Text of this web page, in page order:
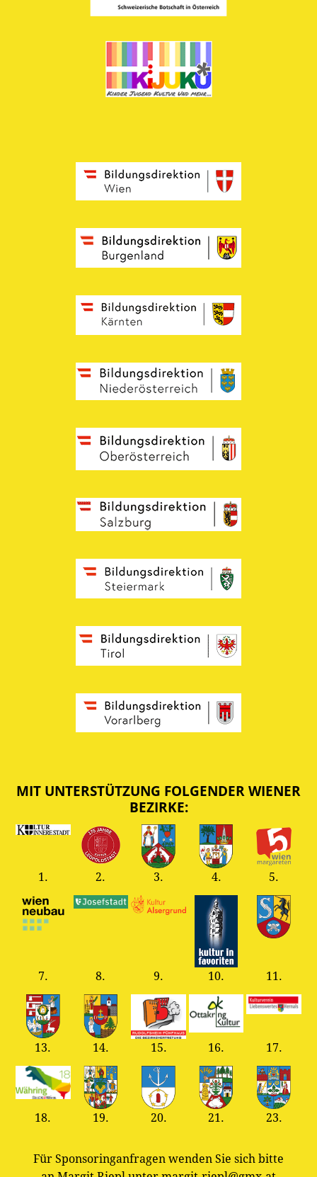
MIT UNTERSTÜTZUNG FOLGENDER WIENER
BEZIRKE:
1. 2. 3. 4. 5.
7. 8. 9. 10. 11.
13. 14. 15. 16. 17.
18. 19. 20. 21. 23.
Für Sponsoringanfragen wenden Sie sich bitte